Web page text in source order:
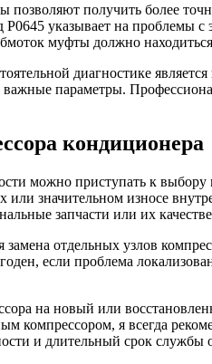
позволяют получить более
указывает на проблемы с
муфты должно
диагностике
параметры.
кондиционера
можно приступать к
или значительном износе
запчасти или их
отдельных узлов
если проблема
на новый или
компрессором, я всегда
и длительный срок службы